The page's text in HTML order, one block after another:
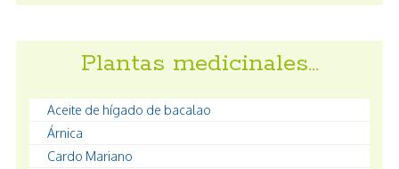
Plantas medicinales…
Aceite de hígado de bacalao
Árnica
Cardo Mariano